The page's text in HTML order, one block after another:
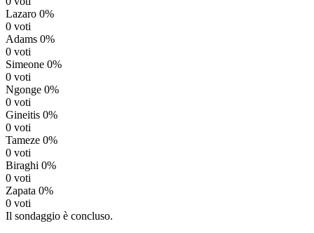
Lazaro 0%
0 voti
Adams 0%
0 voti
Simeone 0%
0 voti
Ngonge 0%
0 voti
Gineitis 0%
0 voti
Tameze 0%
0 voti
Biraghi 0%
0 voti
Zapata 0%
0 voti
Il sondaggio è concluso.